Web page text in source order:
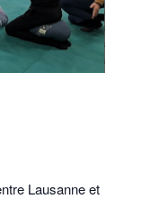
Lausanne et